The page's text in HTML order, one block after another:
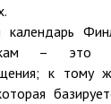
–
к тому